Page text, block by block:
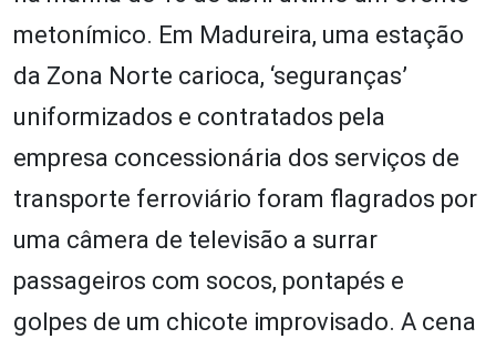
metonímico. Em Madureira, uma estação
da Zona Norte carioca, ‘seguranças’
uniformizados e contratados pela
empresa concessionária dos serviços de
transporte ferroviário foram flagrados por
uma câmera de televisão a surrar
passageiros com socos, pontapés e
golpes de um chicote improvisado. A cena